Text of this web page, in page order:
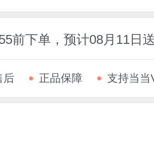
前下单，预计08月11日
后 正品保障 支持当当